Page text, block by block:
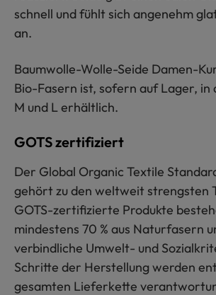
schnell und fühlt sich angenehm
an.
Baumwolle-Wolle-Seide Damen-
Bio-Fasern ist, sofern auf Lager, in
M und L erhältlich.
GOTS zertifiziert
Der Global Organic Textile
gehört zu den weltweit strengsten
GOTS-zertifizierte Produkte
mindestens 70 % aus Naturfasern
verbindliche Umwelt- und
Schritte der Herstellung werden
gesamten Lieferkette